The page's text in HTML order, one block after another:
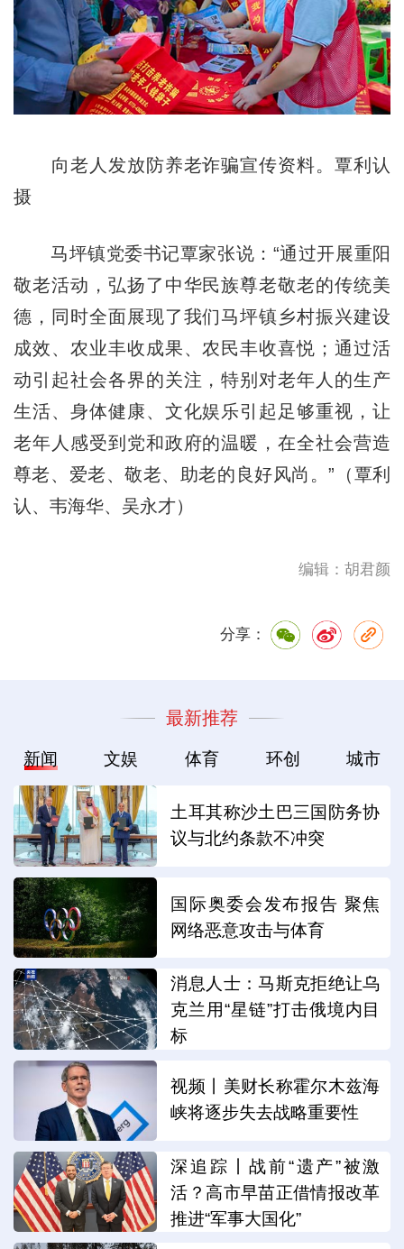
向老人发放防养老诈骗宣传资料。覃利认
摄
马坪镇党委书记覃家张说：“通过开展重阳
敬老活动，弘扬了中华民族尊老敬老的传统美
德，同时全面展现了我们马坪镇乡村振兴建设
成效、农业丰收成果、农民丰收喜悦；通过活
动引起社会各界的关注，特别对老年人的生产
生活、身体健康、文化娱乐引起足够重视，让
老年人感受到党和政府的温暖，在全社会营造
尊老、爱老、敬老、助老的良好风尚。”（覃利
认、韦海华、吴永才）
编辑：胡君颜
分享：
最新推荐
新闻 文娱 体育 环创 城市
土耳其称沙土巴三国防务协
议与北约条款不冲突
国际奥委会发布报告 聚焦
网络恶意攻击与体育
消息人士：马斯克拒绝让乌
克兰用“星链”打击俄境内目
标
视频丨美财长称霍尔木兹海
峡将逐步失去战略重要性
深追踪丨战前“遗产”被激
活？高市早苗正借情报改革
推进“军事大国化”